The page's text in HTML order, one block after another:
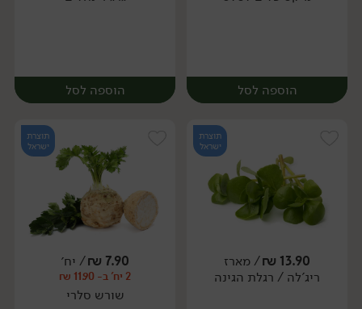
הוספה לסל
יח׳
הוספה לסל
מארז
תוצרת
ישראל
13.90
₪/ מארז
ריג'לה / רגלת הגינה
תוצרת
ישראל
7.90
₪/ יח׳
2 יח' ב- 11.90 ₪
שורש סלרי